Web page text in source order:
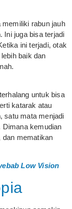
rabun jauh
Ini juga bisa terjadi
ini terjadi, otak
baik dan
untuk bisa
katarak atau
satu mata menjadi
Dimana kemudian
dan mematikan
Low Vision